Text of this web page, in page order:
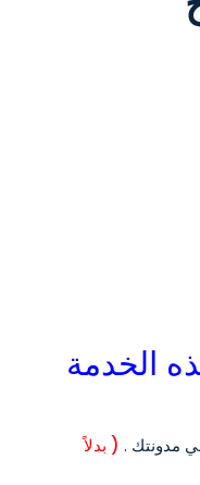
الخدمة
مدونتك . ( بدلاً